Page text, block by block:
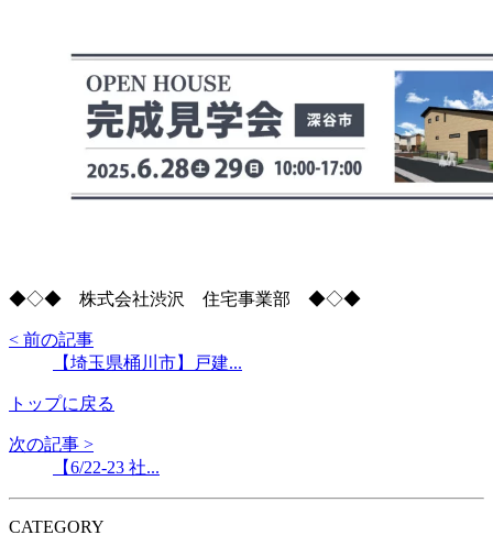
◆◇◆ 株式会社渋沢 住宅事業部 ◆◇◆
< 前の記事
【埼玉県桶川市】戸建...
トップに戻る
次の記事 >
【6/22-23 社...
CATEGORY